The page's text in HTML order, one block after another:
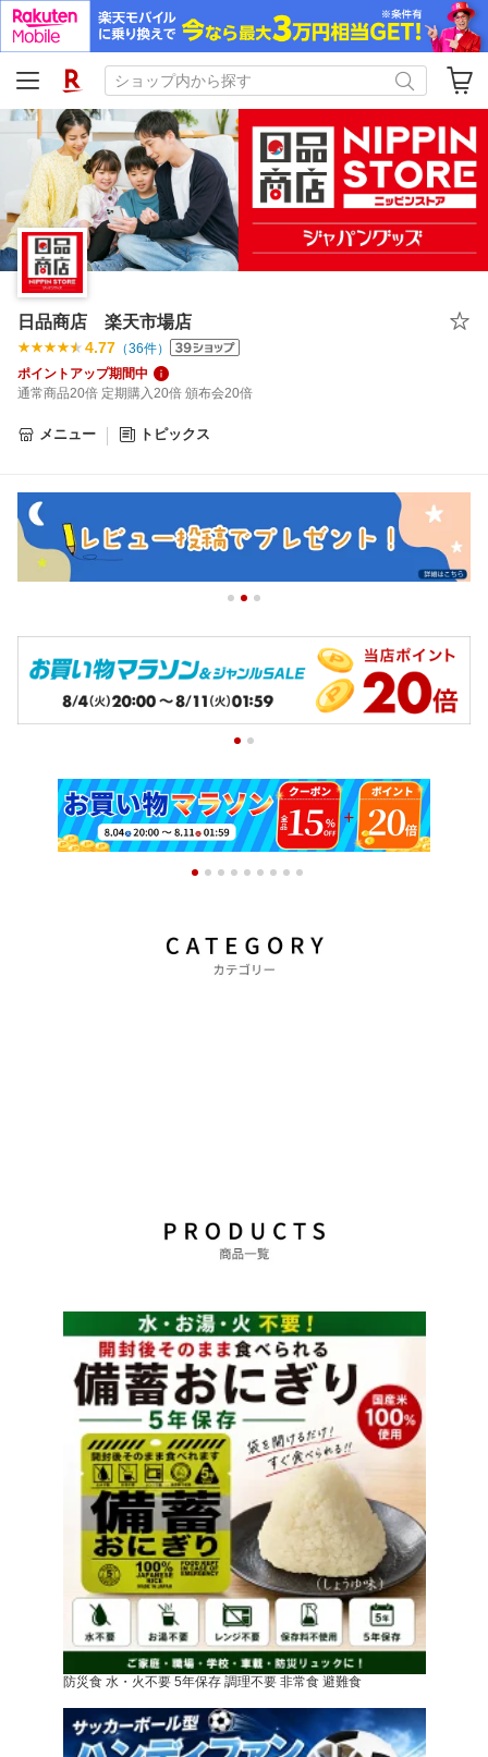
日品商店 楽天市場店
4.77 （36件）
ポイントアップ期間中
通常商品20倍 定期購入20倍 頒布会20倍
メニュー トピックス
防災食 水・火不要 5年保存 調理不要 非常食 避難食